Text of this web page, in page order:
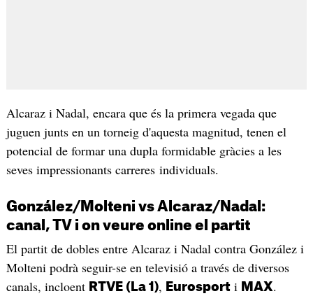
Alcaraz i Nadal, encara que és la primera vegada que
juguen junts en un torneig d'aquesta magnitud, tenen el
potencial de formar una dupla formidable gràcies a les
seves impressionants carreres individuals.
González/Molteni vs Alcaraz/Nadal:
canal, TV i on veure online el partit
El partit de dobles entre Alcaraz i Nadal contra González i
Molteni podrà seguir-se en televisió a través de diversos
canals, incloent RTVE (La 1), Eurosporti MAX.